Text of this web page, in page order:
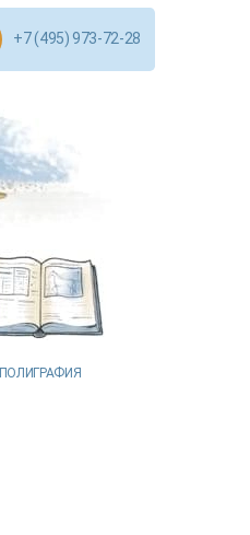
+7 (495) 973-72-28
ПОЛИГРАФИЯ